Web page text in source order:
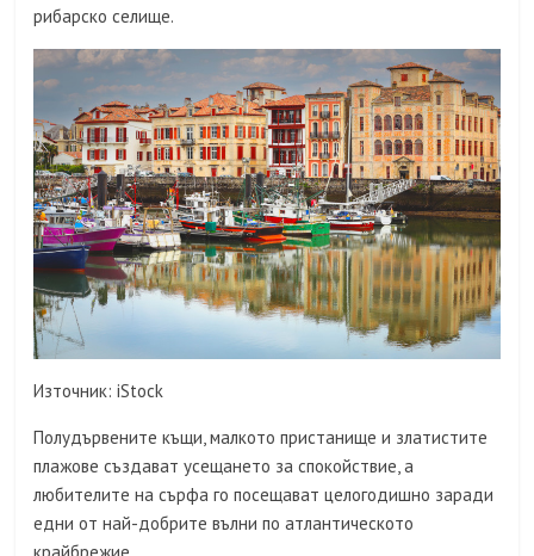
рибарско селище.
Източник: iStock
Полудървените къщи, малкото пристанище и златистите
плажове създават усещането за спокойствие, а
любителите на сърфа го посещават целогодишно заради
едни от най-добрите вълни по атлантическото